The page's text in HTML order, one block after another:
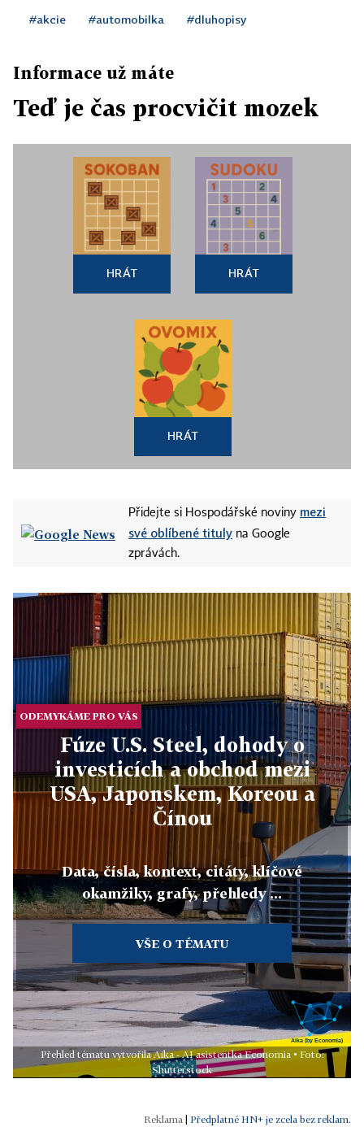
#akcie #automobilka #dluhopisy
Informace už máte
Teď je čas procvičit mozek
HRÁT HRÁT
HRÁT
Přidejte si Hospodářské noviny mezi
své oblíbené tituly na Google
zprávách.
ODEMYKÁME PRO VÁS
Fúze U.S. Steel, dohody o
investicích a obchod mezi
USA, Japonskem, Koreou a
Čínou
Data, čísla, kontext, citáty, klíčové
okamžiky, grafy, přehledy ...
VŠE O TÉMATU
Přehled tématu vytvořila Aika - AI asistentka Economia • Foto:
Shutterstock
Předplatné HN+ je zcela bez reklam.